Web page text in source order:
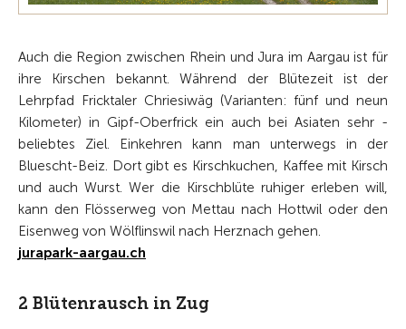
Auch die Region zwischen Rhein und Jura im Aargau ist für
ihre Kirschen ­bekannt. Während der Blütezeit ist der
Lehrpfad Fricktaler Chriesiwäg ­(Varianten: fünf und neun
Kilometer) in Gipf-­Oberfrick ein auch bei Asiaten sehr ­
beliebtes Ziel. Einkehren kann man ­unterwegs in der
Bluescht-Beiz. Dort gibt es Kirschkuchen, Kaffee mit Kirsch
und auch Wurst. Wer die Kirschblüte ­ruhiger erleben will,
kann den Flösserweg von Mettau nach Hottwil oder den
Eisenweg von Wölflinswil nach Herz­nach gehen.
jurapark-aargau.ch
2 Blütenrausch in Zug